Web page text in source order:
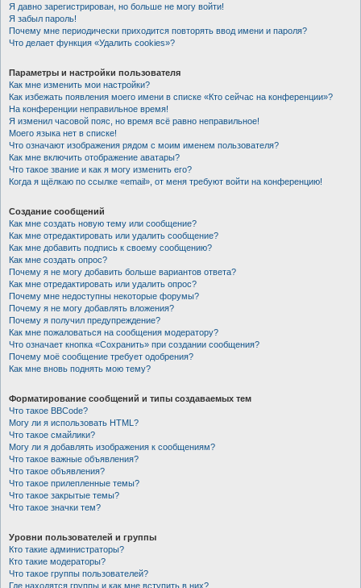
Я давно зарегистрирован, но больше не могу войти!
Я забыл пароль!
Почему мне периодически приходится повторять ввод имени и пароля?
Что делает функция «Удалить cookies»?
Параметры и настройки пользователя
Как мне изменить мои настройки?
Как избежать появления моего имени в списке «Кто сейчас на конференции»?
На конференции неправильное время!
Я изменил часовой пояс, но время всё равно неправильное!
Моего языка нет в списке!
Что означают изображения рядом с моим именем пользователя?
Как мне включить отображение аватары?
Что такое звание и как я могу изменить его?
Когда я щёлкаю по ссылке «email», от меня требуют войти на конференцию!
Создание сообщений
Как мне создать новую тему или сообщение?
Как мне отредактировать или удалить сообщение?
Как мне добавить подпись к своему сообщению?
Как мне создать опрос?
Почему я не могу добавить больше вариантов ответа?
Как мне отредактировать или удалить опрос?
Почему мне недоступны некоторые форумы?
Почему я не могу добавлять вложения?
Почему я получил предупреждение?
Как мне пожаловаться на сообщения модератору?
Что означает кнопка «Сохранить» при создании сообщения?
Почему моё сообщение требует одобрения?
Как мне вновь поднять мою тему?
Форматирование сообщений и типы создаваемых тем
Что такое BBCode?
Могу ли я использовать HTML?
Что такое смайлики?
Могу ли я добавлять изображения к сообщениям?
Что такое важные объявления?
Что такое объявления?
Что такое прилепленные темы?
Что такое закрытые темы?
Что такое значки тем?
Уровни пользователей и группы
Кто такие администраторы?
Кто такие модераторы?
Что такое группы пользователей?
Где находятся группы и как мне вступить в них?